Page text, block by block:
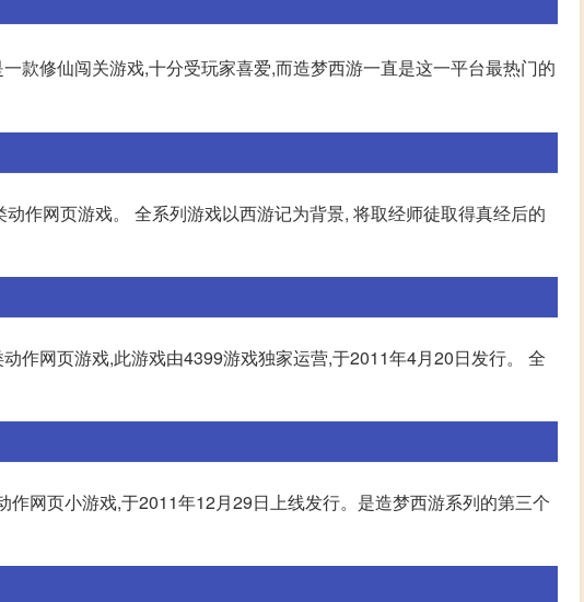
款修仙闯关游戏,十分受玩家喜爱,而造梦西游一直是这一平台最热门的
作网页游戏。 全系列游戏以西游记为背景, 将取经师徒取得真经后的
作网页游戏,此游戏由4399游戏独家运营,于2011年4月20日发行。 全
作网页小游戏,于2011年12月29日上线发行。是造梦西游系列的第三个